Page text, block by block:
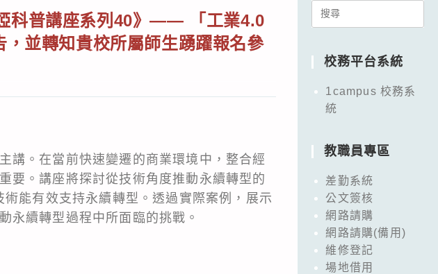
科普講座系列40》—— 「工業4.0
並轉知貴校所屬師生踴躍報名參
講。在當前快速變遷的商業環境中，整合經
要。講座將探討從技術角度推動永續轉型的
能有效支持永續轉型。透過實際案例，展示
永續轉型過程中所面臨的挑戰。
Search
校務平台系統
1campus 校務系
統
教職員專區
差勤系統
公文簽核
網路請購
網路請購(備用)
維修登記
場地借用